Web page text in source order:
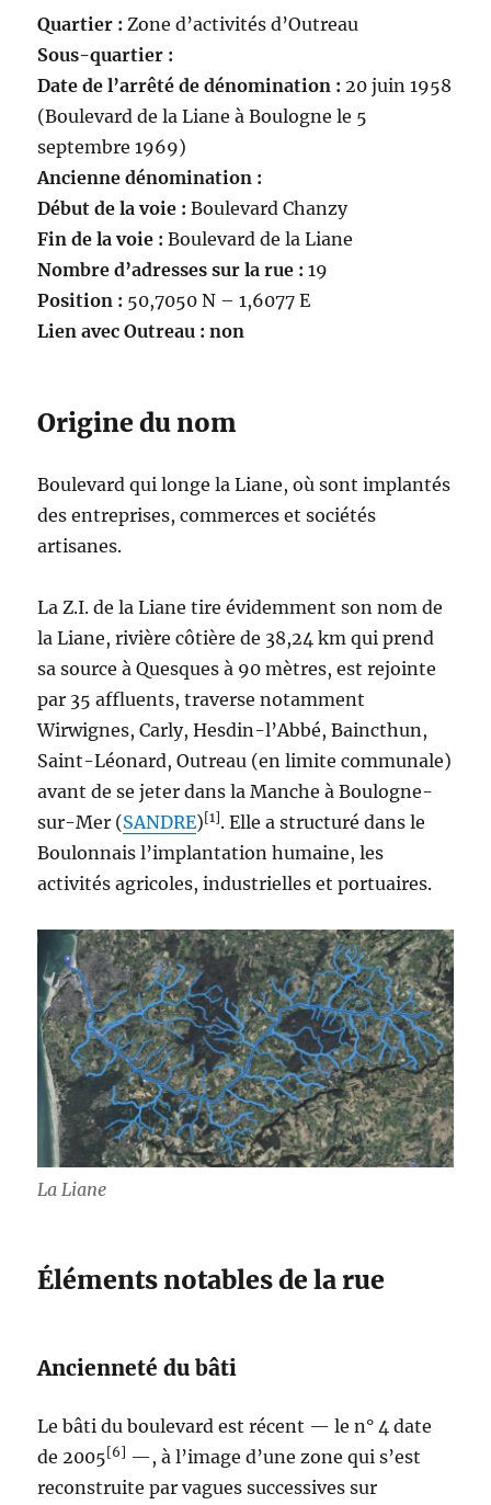
Quartier : Zone d’activités d’Outreau
Sous-quartier :
Date de l’arrêté de dénomination : 20 juin 1958
(Boulevard de la Liane à Boulogne le 5
septembre 1969)
Ancienne dénomination :
Début de la voie : Boulevard Chanzy
Fin de la voie : Boulevard de la Liane
Nombre d’adresses sur la rue : 19
Position : 50,7050 N – 1,6077 E
Lien avec Outreau : non
Origine du nom
Boulevard qui longe la Liane, où sont implantés
des entreprises, commerces et sociétés
artisanes.
La Z.I. de la Liane tire évidemment son nom de
la Liane, rivière côtière de 38,24 km qui prend
sa source à Quesques à 90 mètres, est rejointe
par 35 affluents, traverse notamment
Wirwignes, Carly, Hesdin-l’Abbé, Baincthun,
Saint-Léonard, Outreau (en limite communale)
avant de se jeter dans la Manche à Boulogne-
sur-Mer (SANDRE)[1]. Elle a structuré dans le
Boulonnais l’implantation humaine, les
activités agricoles, industrielles et portuaires.
La Liane
Éléments notables de la rue
Ancienneté du bâti
Le bâti du boulevard est récent — le n° 4 date
de 2005[6] —, à l’image d’une zone qui s’est
reconstruite par vagues successives sur